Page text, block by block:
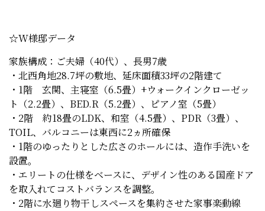
☆W様邸データ
家族構成：ご夫婦（40代）、長男7歳
・北西角地28.7坪の敷地、延床面積33坪の2階建て
・1階 玄関、主寝室（6.5畳）+ウォークインクローゼッ
ト（2.2畳）、BED.R（5.2畳）、ピアノ室（5畳）
・2階 約18畳のLDK、和室（4.5畳）、PDR（3畳）、
TOIL、バルコニーは東西に2ヵ所確保
・1階のゆったりとした広さのホールには、造作手洗いを
設置。
・エリートの仕様をベースに、デザイン性のある国産ドア
を取入れてコストバランスを調整。
・2階に水廻り物干しスペースを集約させた家事楽動線